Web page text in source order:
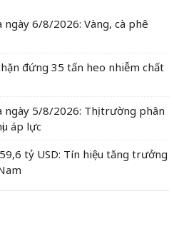
ngày 6/8/2026: Vàng, cà phê
đứng 35 tấn heo nhiễm chất
ngày 5/8/2026: Thị trường phân
áp lực
tỷ USD: Tín hiệu tăng trưởng